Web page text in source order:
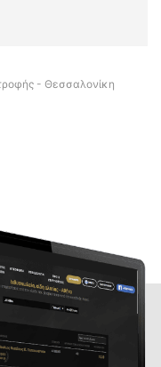
- Θεσσαλονίκη